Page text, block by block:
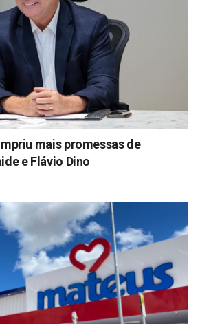
mais promessas de
e Flávio Dino